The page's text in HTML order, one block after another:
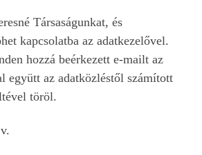
Társaságunkat, és
kapcsolatba az adatkezelővel.
hozzá beérkezett e-mailt az
együtt az adatközléstől számított
töröl.